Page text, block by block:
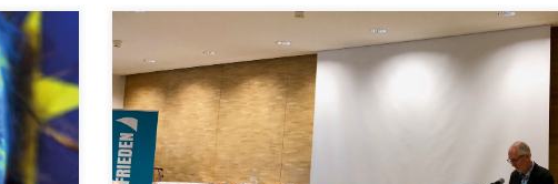
11
Chancen und Risiken multikonfessionellen Unterrichts Donnerstag 16.30 bis
Saal 1, Domplatz 1-3 (3.F3) Renate Holmes, Ethiklehrerin für Geflüchtete,